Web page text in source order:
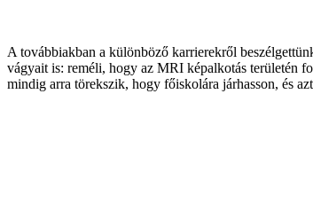
A továbbiakban a különböző karrierekről
vágyait is: reméli, hogy az MRI képalkotás területén
mindig arra törekszik, hogy főiskolára járhasson, és